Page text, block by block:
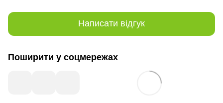
Написати відгук
Поширити у соцмережах